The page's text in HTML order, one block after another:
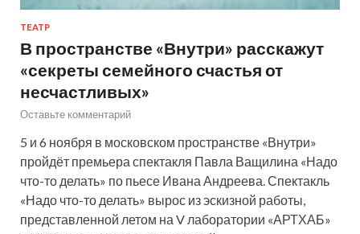
ТЕАТР
В пространстве «Внутри» расскажут
«секреты семейного счастья от
несчастливых»
Оставьте комментарий
5 и 6 ноября в московском пространстве «Внутри»
пройдёт премьера спектакля Павла Ващилина «Надо
что-то делать» по пьесе Ивана Андреева. Спектакль
«Надо что-то делать» вырос из эскизной работы,
представленной летом на V лаборатории «АРТХАБ»